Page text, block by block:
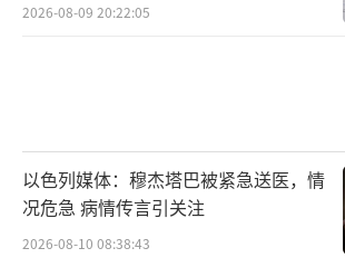
2026-08-09 20:22:05
以色列媒体：穆杰塔巴被紧急送医，情
况危急 病情传言引关注
2026-08-10 08:38:43